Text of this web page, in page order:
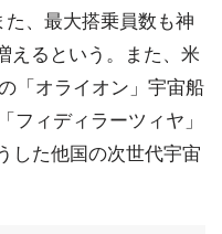
、最大搭乗員数も神
えるという。また、米
「オライオン」宇宙船
フィディラーツィヤ」
した他国の次世代宇宙